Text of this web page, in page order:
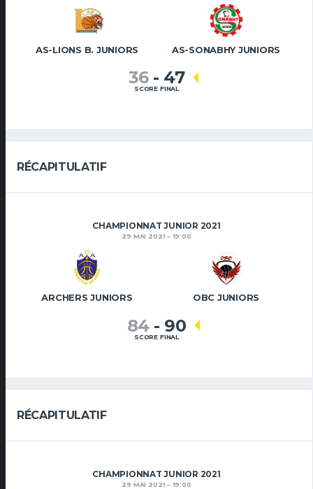
AS-LIONS B. JUNIORS AS-SONABHY JUNIORS
36 - 47
SCORE FINAL
RÉCAPITULATIF
CHAMPIONNAT JUNIOR 2021
29 MAI 2021 19:00
ARCHERS JUNIORS OBC JUNIORS
84 - 90
SCORE FINAL
RÉCAPITULATIF
CHAMPIONNAT JUNIOR 2021
29 MAI 2021 19:00